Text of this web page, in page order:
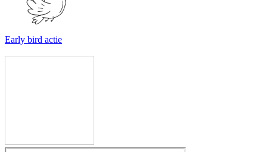
Early bird actie